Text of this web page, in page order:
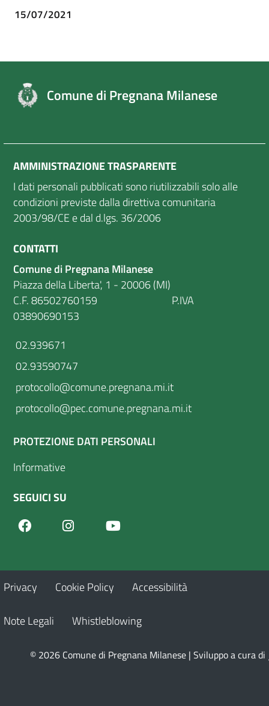
15/07/2021
Comune di Pregnana Milanese
AMMINISTRAZIONE TRASPARENTE
I dati personali pubblicati sono riutilizzabili solo alle
condizioni previste dalla direttiva comunitaria
2003/98/CE e dal d.lgs. 36/2006
CONTATTI
Comune di Pregnana Milanese
Piazza della Liberta', 1 - 20006 (MI)
C.F. 86502760159 P.IVA
03890690153
02.939671
02.93590747
protocollo@comune.pregnana.mi.it
protocollo@pec.comune.pregnana.mi.it
PROTEZIONE DATI PERSONALI
Informative
SEGUICI SU
FacebookInstagram
Privacy Cookie Policy Accessibilità
Note Legali Whistleblowing
© 2026 Comune di Pregnana Milanese | Sviluppo a cura di